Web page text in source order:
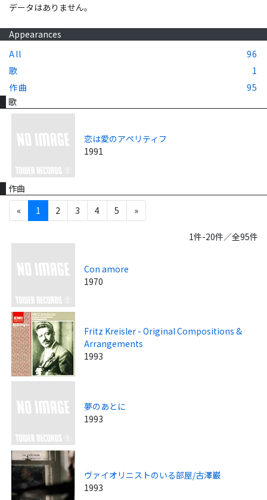
データはありません。
Appearances
All
96
歌
1
作曲
95
歌
恋は愛のアペリティフ
1991
作曲
«
1 2 3 4 5 »
1件-20件／全95件
Con amore
1970
Fritz Kreisler - Original Compositions &
Arrangements
1993
夢のあとに
1993
ヴァイオリニストのいる部屋/古澤巌
1993